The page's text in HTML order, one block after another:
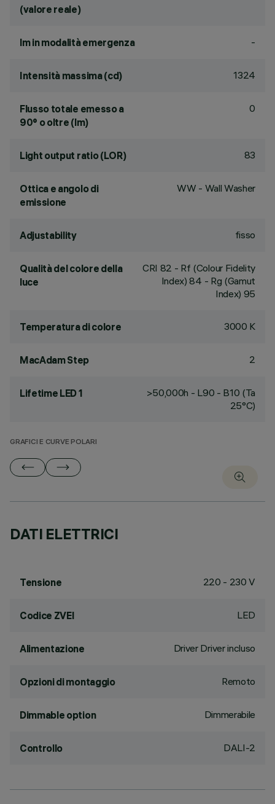
(valore reale)
lm in modalità emergenza -
Intensità massima (cd) 1324
Flusso totale emesso a
90° o oltre (lm)
0
Light output ratio (LOR) 83
Ottica e angolo di
emissione
WW - Wall Washer
Adjustability fisso
Qualità del colore della
luce
CRI 82 - Rf (Colour Fidelity
Index) 84 - Rg (Gamut
Index) 95
Temperatura di colore 3000 K
MacAdam Step 2
Lifetime LED 1
>50,000h - L90 - B10 (Ta
25°C)
GRAFICI E CURVE POLARI
DATI ELETTRICI
Tensione 220 - 230 V
Codice ZVEI LED
Alimentazione Driver Driver incluso
Opzioni di montaggio Remoto
Dimmable option Dimmerabile
Controllo DALI-2